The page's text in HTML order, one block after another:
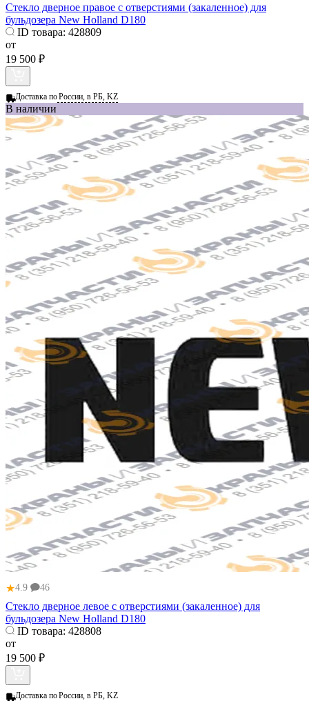
Стекло дверное правое с отверстиями (закаленное) для
бульдозера New Holland D180
ID товара: 428809
от
19 500 ₽
Доставка поРоссии, в РБ, KZ
В наличии
★4.9 46
Стекло дверное левое с отверстиями (закаленное) для
бульдозера New Holland D180
ID товара: 428808
от
19 500 ₽
Доставка поРоссии, в РБ, KZ